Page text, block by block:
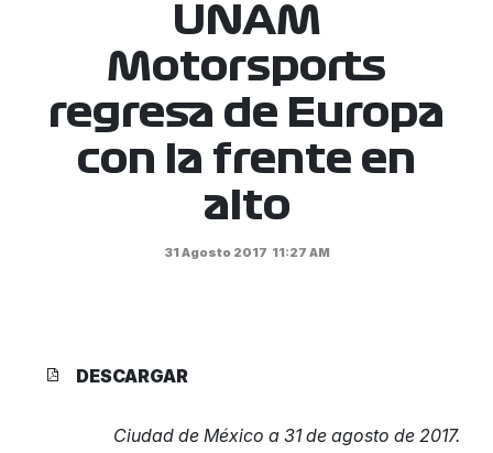
UNAM
Motorsports
regresa de Europa
con la frente en
alto
31 Agosto 2017 11:27 AM
DESCARGAR
Ciudad de México a 31 de agosto de 2017.